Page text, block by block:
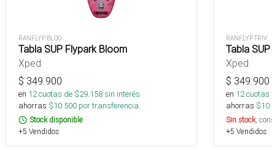
RANFLYP BLOO
Tabla SUP Flypark Bloom
Xped
$ 349.900
en 12cuotas de $29.158sin interés
ahorras $10.500 por transferencia.
Stock disponible
+5 Vendidos
RANFLYP TRIV
Tabla
Xped
$ 349.900
en 12cuotas
ahorras $
Sin stock,
+5 Vendidos